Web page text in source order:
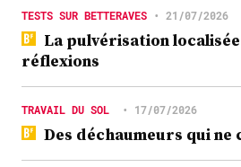
TESTS SUR BETTERAVES • 21/07/2026
La pulvérisation
réflexions
TRAVAIL DU SOL • 17/07/2026
Des déchaumeurs qui ne